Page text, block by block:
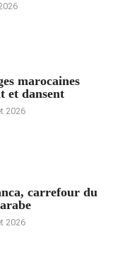
marocaines
et dansent
2026
carrefour du
2026